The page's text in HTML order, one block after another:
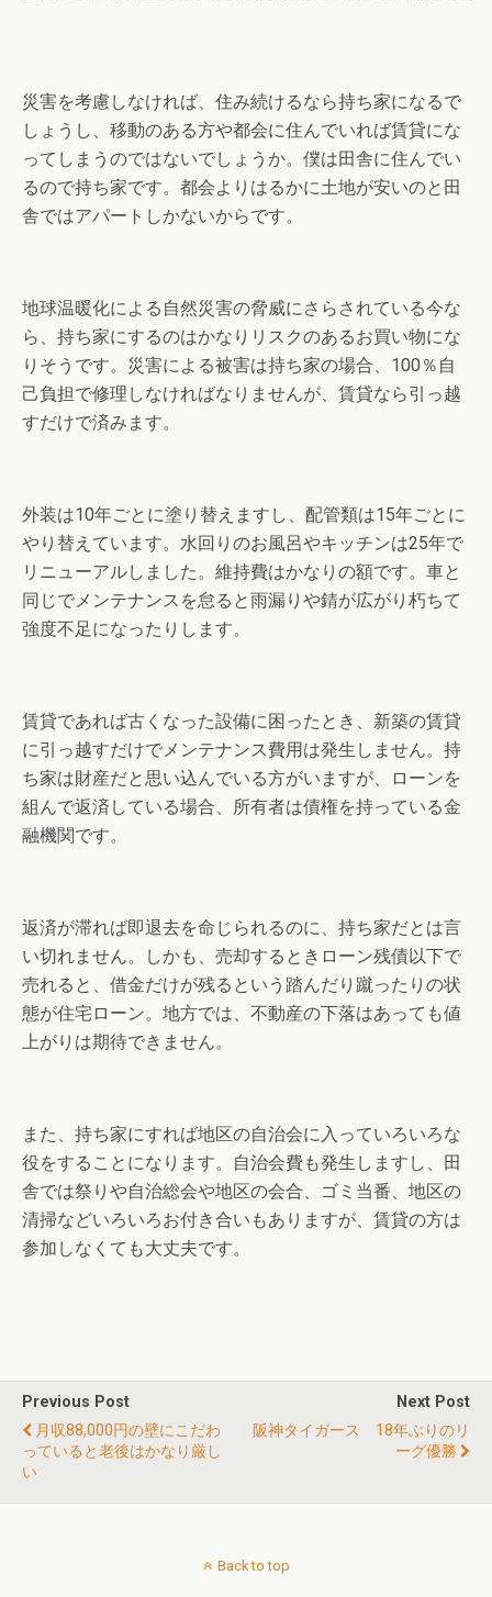
災害を考慮しなければ、住み続けるなら持ち家になるで
しょうし、移動のある方や都会に住んでいれば賃貸にな
ってしまうのではないでしょうか。僕は田舎に住んでい
るので持ち家です。都会よりはるかに土地が安いのと田
舎ではアパートしかないからです。
地球温暖化による自然災害の脅威にさらされている今な
ら、持ち家にするのはかなりリスクのあるお買い物にな
りそうです。災害による被害は持ち家の場合、100％自
己負担で修理しなければなりませんが、賃貸なら引っ越
すだけで済みます。
外装は10年ごとに塗り替えますし、配管類は15年ごとに
やり替えています。水回りのお風呂やキッチンは25年で
リニューアルしました。維持費はかなりの額です。車と
同じでメンテナンスを怠ると雨漏りや錆が広がり朽ちて
強度不足になったりします。
賃貸であれば古くなった設備に困ったとき、新築の賃貸
に引っ越すだけでメンテナンス費用は発生しません。持
ち家は財産だと思い込んでいる方がいますが、ローンを
組んで返済している場合、所有者は債権を持っている金
融機関です。
返済が滞れば即退去を命じられるのに、持ち家だとは言
い切れません。しかも、売却するときローン残債以下で
売れると、借金だけが残るという踏んだり蹴ったりの状
態が住宅ローン。地方では、不動産の下落はあっても値
上がりは期待できません。
また、持ち家にすれば地区の自治会に入っていろいろな
役をすることになります。自治会費も発生しますし、田
舎では祭りや自治総会や地区の会合、ゴミ当番、地区の
清掃などいろいろお付き合いもありますが、賃貸の方は
参加しなくても大丈夫です。
Previous Post
月収88,000円の壁にこだわ
っていると老後はかなり厳し
い
Next Post
阪神タイガース 18年ぶりのリ
ーグ優勝
Back to top